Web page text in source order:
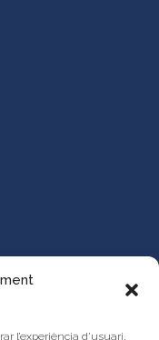
l’experiència d’usuari,